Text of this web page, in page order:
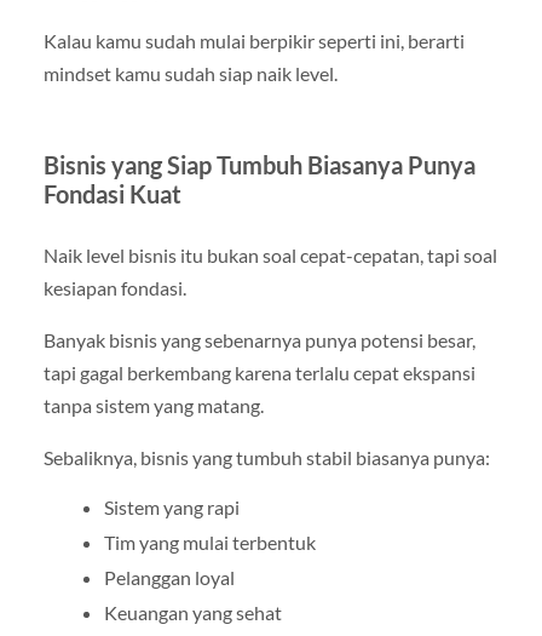
Kalau kamu sudah mulai berpikir seperti ini, berarti
mindset kamu sudah siap naik level.
Bisnis yang Siap Tumbuh Biasanya Punya
Fondasi Kuat
Naik level bisnis itu bukan soal cepat-cepatan, tapi soal
kesiapan fondasi.
Banyak bisnis yang sebenarnya punya potensi besar,
tapi gagal berkembang karena terlalu cepat ekspansi
tanpa sistem yang matang.
Sebaliknya, bisnis yang tumbuh stabil biasanya punya:
Sistem yang rapi
Tim yang mulai terbentuk
Pelanggan loyal
Keuangan yang sehat